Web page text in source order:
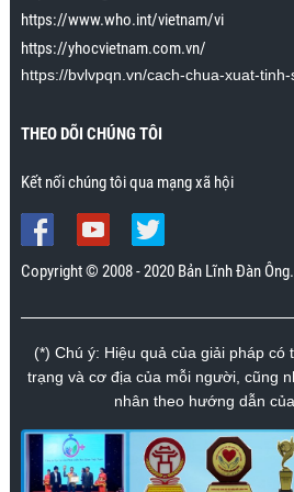
dài tới khoảng 30 giây. Trước
kéo dài trong vài giây. Cảm
nhiều.”
https://www.who.int/vietnam/vi
https://yhocvietnam.com.vn/
https://bvlvpqn.vn/cach-chua-xuat-
THEO DÕI CHÚNG TÔI
Kết nối chúng tôi qua mạng xã hội
Copyright © 2008 - 2020 Bản Lĩnh Đàn
(*) Chú ý: Hiệu quả của giải pháp có
trạng và cơ địa của mỗi người, cũng
nhân theo hướng dẫn